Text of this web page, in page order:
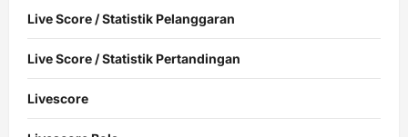
Live Score / Statistik Pelanggaran
Live Score / Statistik Pertandingan
Livescore